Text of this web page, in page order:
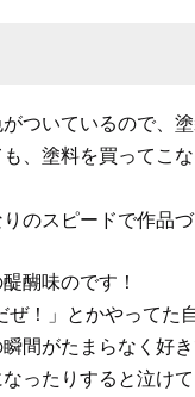
ついているので、
、塗料を買ってこな
のスピードで作品づ
醐味のです！
！」とかやってた
間がたまらなく好き
ったりすると泣けて